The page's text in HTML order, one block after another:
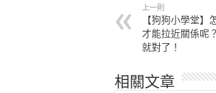
上一則
【狗狗小學堂】
才能拉近關係呢
就對了！
相關文章